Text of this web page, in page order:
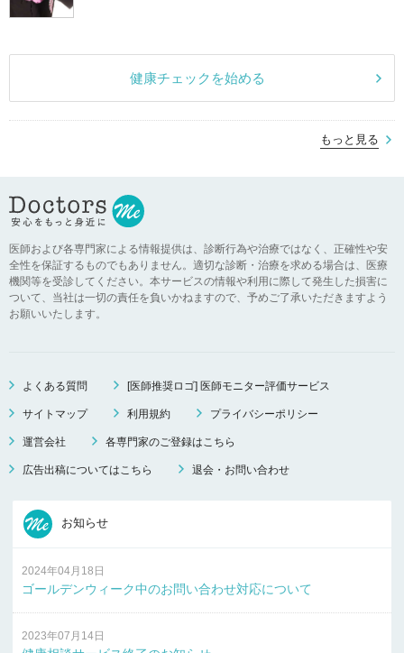
健康チェックを始める
もっと見る
医師および各専門家による情報提供は、診断行為や治療ではなく、正確性や安
全性を保証するものでもありません。適切な診断・治療を求める場合は、医療
機関等を受診してください。本サービスの情報や利用に際して発生した損害に
ついて、当社は一切の責任を負いかねますので、予めご了承いただきますよう
お願いいたします。
よくある質問 [医師推奨ロゴ] 医師モニター評価サービス
サイトマップ 利用規約 プライバシーポリシー
運営会社 各専門家のご登録はこちら
広告出稿についてはこちら 退会・お問い合わせ
お知らせ
2024年04月18日
ゴールデンウィーク中のお問い合わせ対応について
2023年07月14日